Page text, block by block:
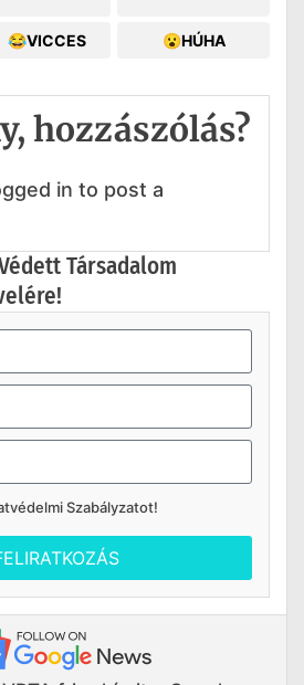
😂VICCES 😮HÚHA
hozzászólás?
in to post a
Társadalom
Szabályzatot!